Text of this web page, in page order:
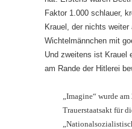
Faktor 1.000 schlauer,
Krauel, der nichts
Wichtelmännchen mit
Und zweitens ist Krauel
am Rande der Hitlerei
„Imagine“ wurde
Trauerstaatsakt für